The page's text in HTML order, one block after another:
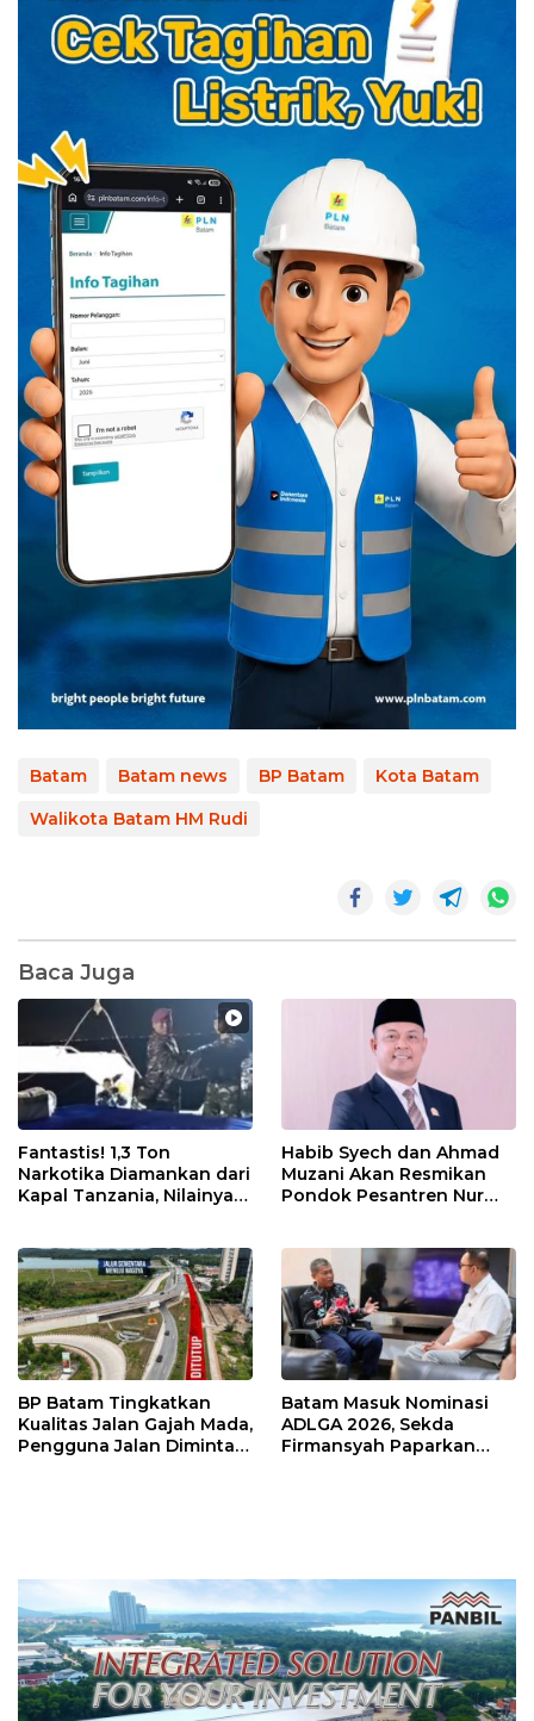
Batam Batam news BP Batam
Kota Batam
Walikota Batam HM Rudi
Baca Juga
Fantastis! 1,3 Ton
Narkotika Diamankan dari
Kapal Tanzania, Nilainya
Habib Syech dan Ahmad
Muzani Akan Resmikan
Pondok Pesantren Nur
BP Batam Tingkatkan
Kualitas Jalan Gajah Mada,
Pengguna Jalan Diminta
Batam Masuk Nominasi
ADLGA 2026, Sekda
Firmansyah Paparkan